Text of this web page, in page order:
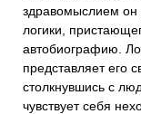
здравомыслием он
логики,
автобиографию.
представляет его
столкнувшись с
чувствует себя